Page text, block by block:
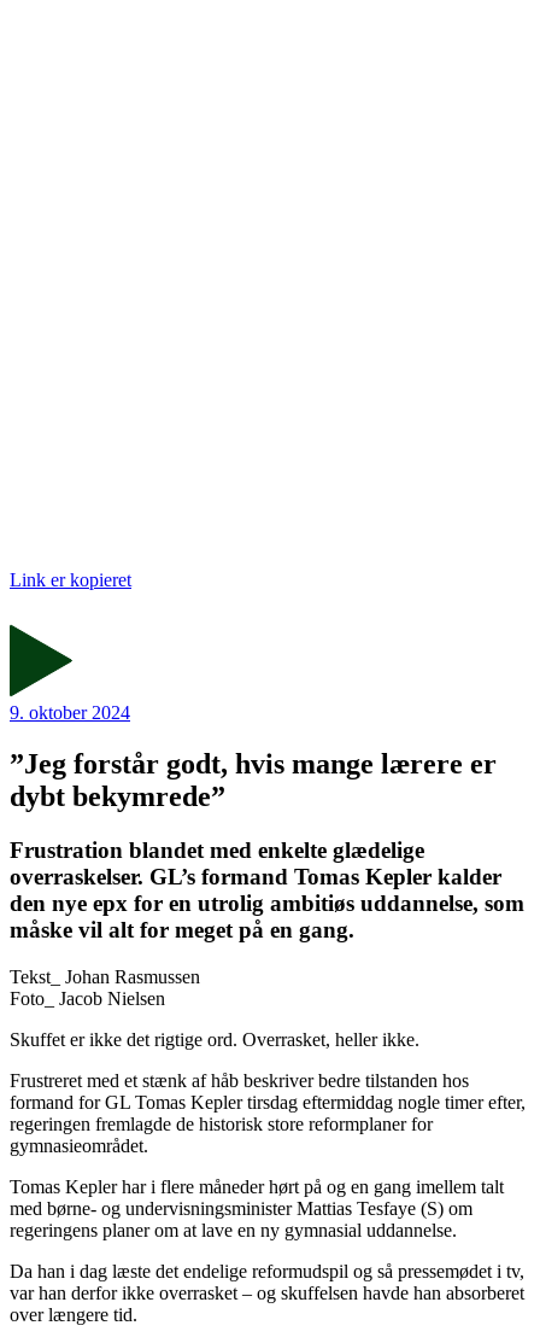
Link er kopieret
9. oktober 2024
”Jeg forstår godt, hvis mange lærere er
dybt bekymrede”
Frustration blandet med enkelte glædelige
overraskelser. GL’s formand Tomas Kepler kalder
den nye epx for en utrolig ambitiøs uddannelse, som
måske vil alt for meget på en gang.
Tekst_ Johan Rasmussen
Foto_ Jacob Nielsen
Skuffet er ikke det rigtige ord. Overrasket, heller ikke.
Frustreret med et stænk af håb beskriver bedre tilstanden hos
formand for GL Tomas Kepler tirsdag eftermiddag nogle timer efter,
regeringen fremlagde de historisk store reformplaner for
gymnasieområdet.
Tomas Kepler har i flere måneder hørt på og en gang imellem talt
med børne- og undervisningsminister Mattias Tesfaye (S) om
regeringens planer om at lave en ny gymnasial uddannelse.
Da han i dag læste det endelige reformudspil og så pressemødet i tv,
var han derfor ikke overrasket – og skuffelsen havde han absorberet
over længere tid.